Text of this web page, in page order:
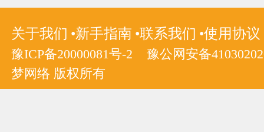
关于我们 新手指南 联系我们 使用协议
豫ICP备20000081号-2
豫公网安备
梦网络 版权所有